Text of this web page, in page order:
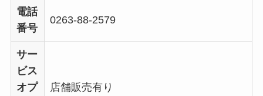
電話
番号
0263-88-2579
サー
ビス
オプ
店舗販売有り